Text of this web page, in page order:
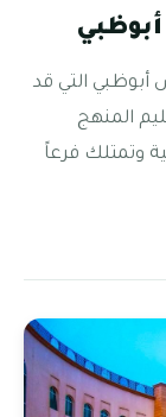
أبوظبي التي قد
تعتمد تعليم المنهج
وتمتلك فرعاً